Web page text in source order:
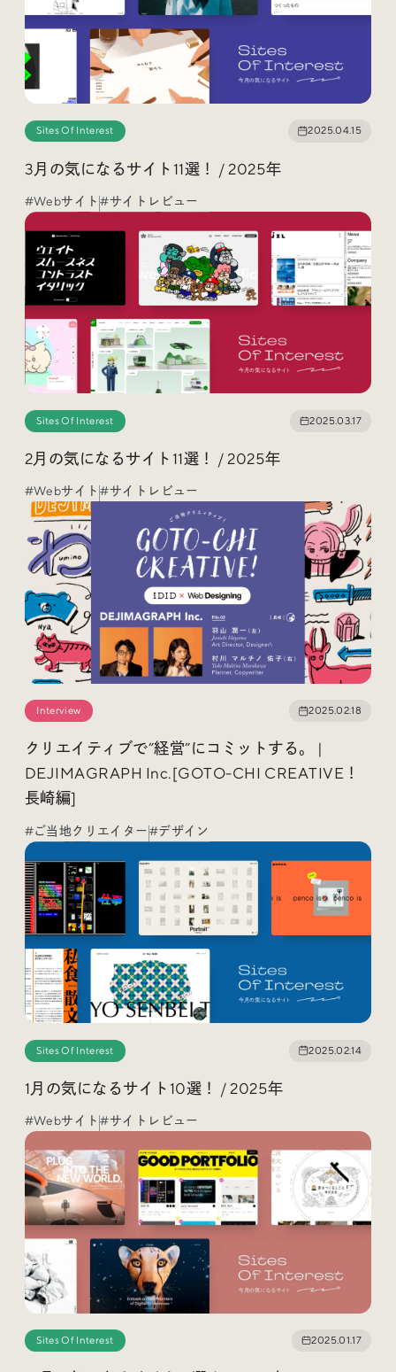
About NewsContact
Trend Tags
#Podcast #デザイン
#Webサイト #サイトレビュー
#デジタルデザイン #コミュニティ
#ブランディング #ご当地クリエイター
#シェアオフィス #グローバル
Social
@iDID_team 平日ほぼ毎日投稿中！
Project by
Collaboration with
Privacy Policy
Sites Of Interest 2025.04.15
3月の気になるサイト11選！ / 2025年
#Webサイト #サイトレビュー
Sites Of Interest 2025.03.17
2月の気になるサイト11選！ / 2025年
#Webサイト #サイトレビュー
Interview 2025.02.18
クリエイティブで”経営”にコミットする。 |
DEJIMAGRAPH Inc.[GOTO-CHI CREATIVE！
長崎編]
#ご当地クリエイター #デザイン
Sites Of Interest 2025.02.14
1月の気になるサイト10選！ / 2025年
#Webサイト #サイトレビュー
Sites Of Interest 2025.01.17